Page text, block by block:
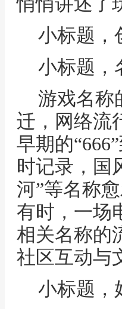
小标题，
小标题，
游戏名称
迁，网络流
早期的
时记录，国
河”等名称
有时，一场
相关名称的
社区互动与
小标题，